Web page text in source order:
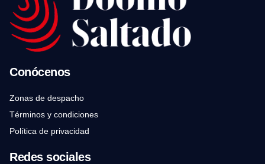
Conócenos
Zonas de despacho
Términos y condiciones
Política de privacidad
Redes sociales